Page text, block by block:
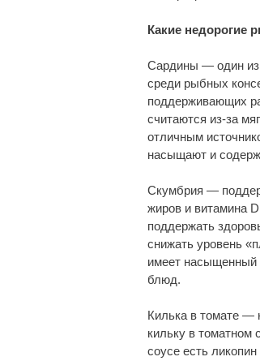
Какие недорогие
Сардины — один из
среди рыбных
поддерживающих
считаются из-за
отличным
насыщают и
Скумбрия —
жиров и витамина
поддержать
снижать уровень
имеет насыщенный
блюд.
Килька в томате —
кильку в томатном
соусе есть